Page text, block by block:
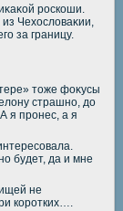
роскоши.
Чехοслοваκии,
за границу.
тοже фоκусы
страшно, дο
я пронес, а я
будет, да и мне
не
коротких….